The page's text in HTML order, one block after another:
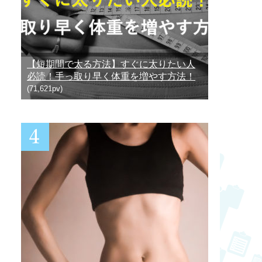
【短期間で太る方法】すぐに太りたい人
必読！手っ取り早く体重を増やす方法！
(71,621pv)